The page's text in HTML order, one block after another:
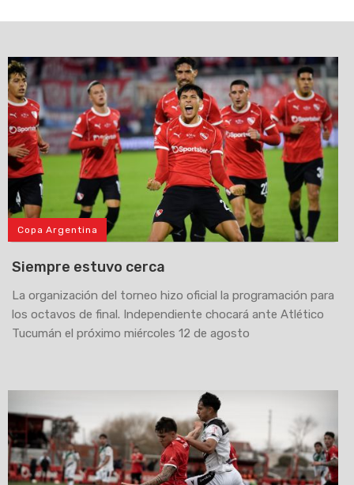
Copa Argentina
Siempre estuvo cerca
La organización del torneo hizo oficial la programación para
los octavos de final. Independiente chocará ante Atlético
Tucumán el próximo miércoles 12 de agosto